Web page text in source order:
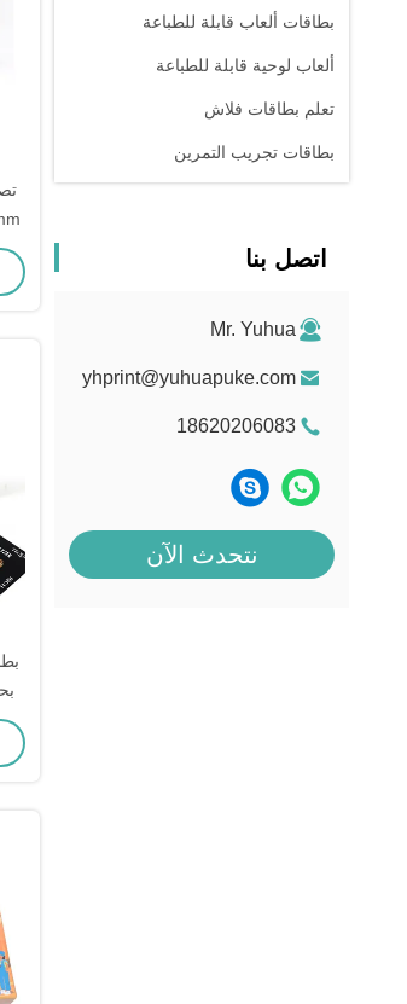
بطاقات ألعاب قابلة للطباعة
ألعاب لوحية قابلة للطباعة
تعلم بطاقات فلاش
بطاقات تجريب التمرين
اتصل بنا
Mr. Yuhua
yhprint@yuhuapuke.com
18620206083
نتحدث الآن